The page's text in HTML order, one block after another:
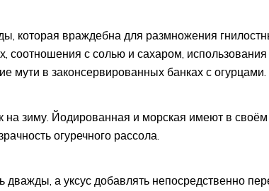
которая враждебна для размножения
соотношения с солью и сахаром, использования
мути в законсервированных банках с огурцами.
на зиму. Йодированная и морская имеют в своём
огуречного рассола.
а уксус добавлять непосредственно